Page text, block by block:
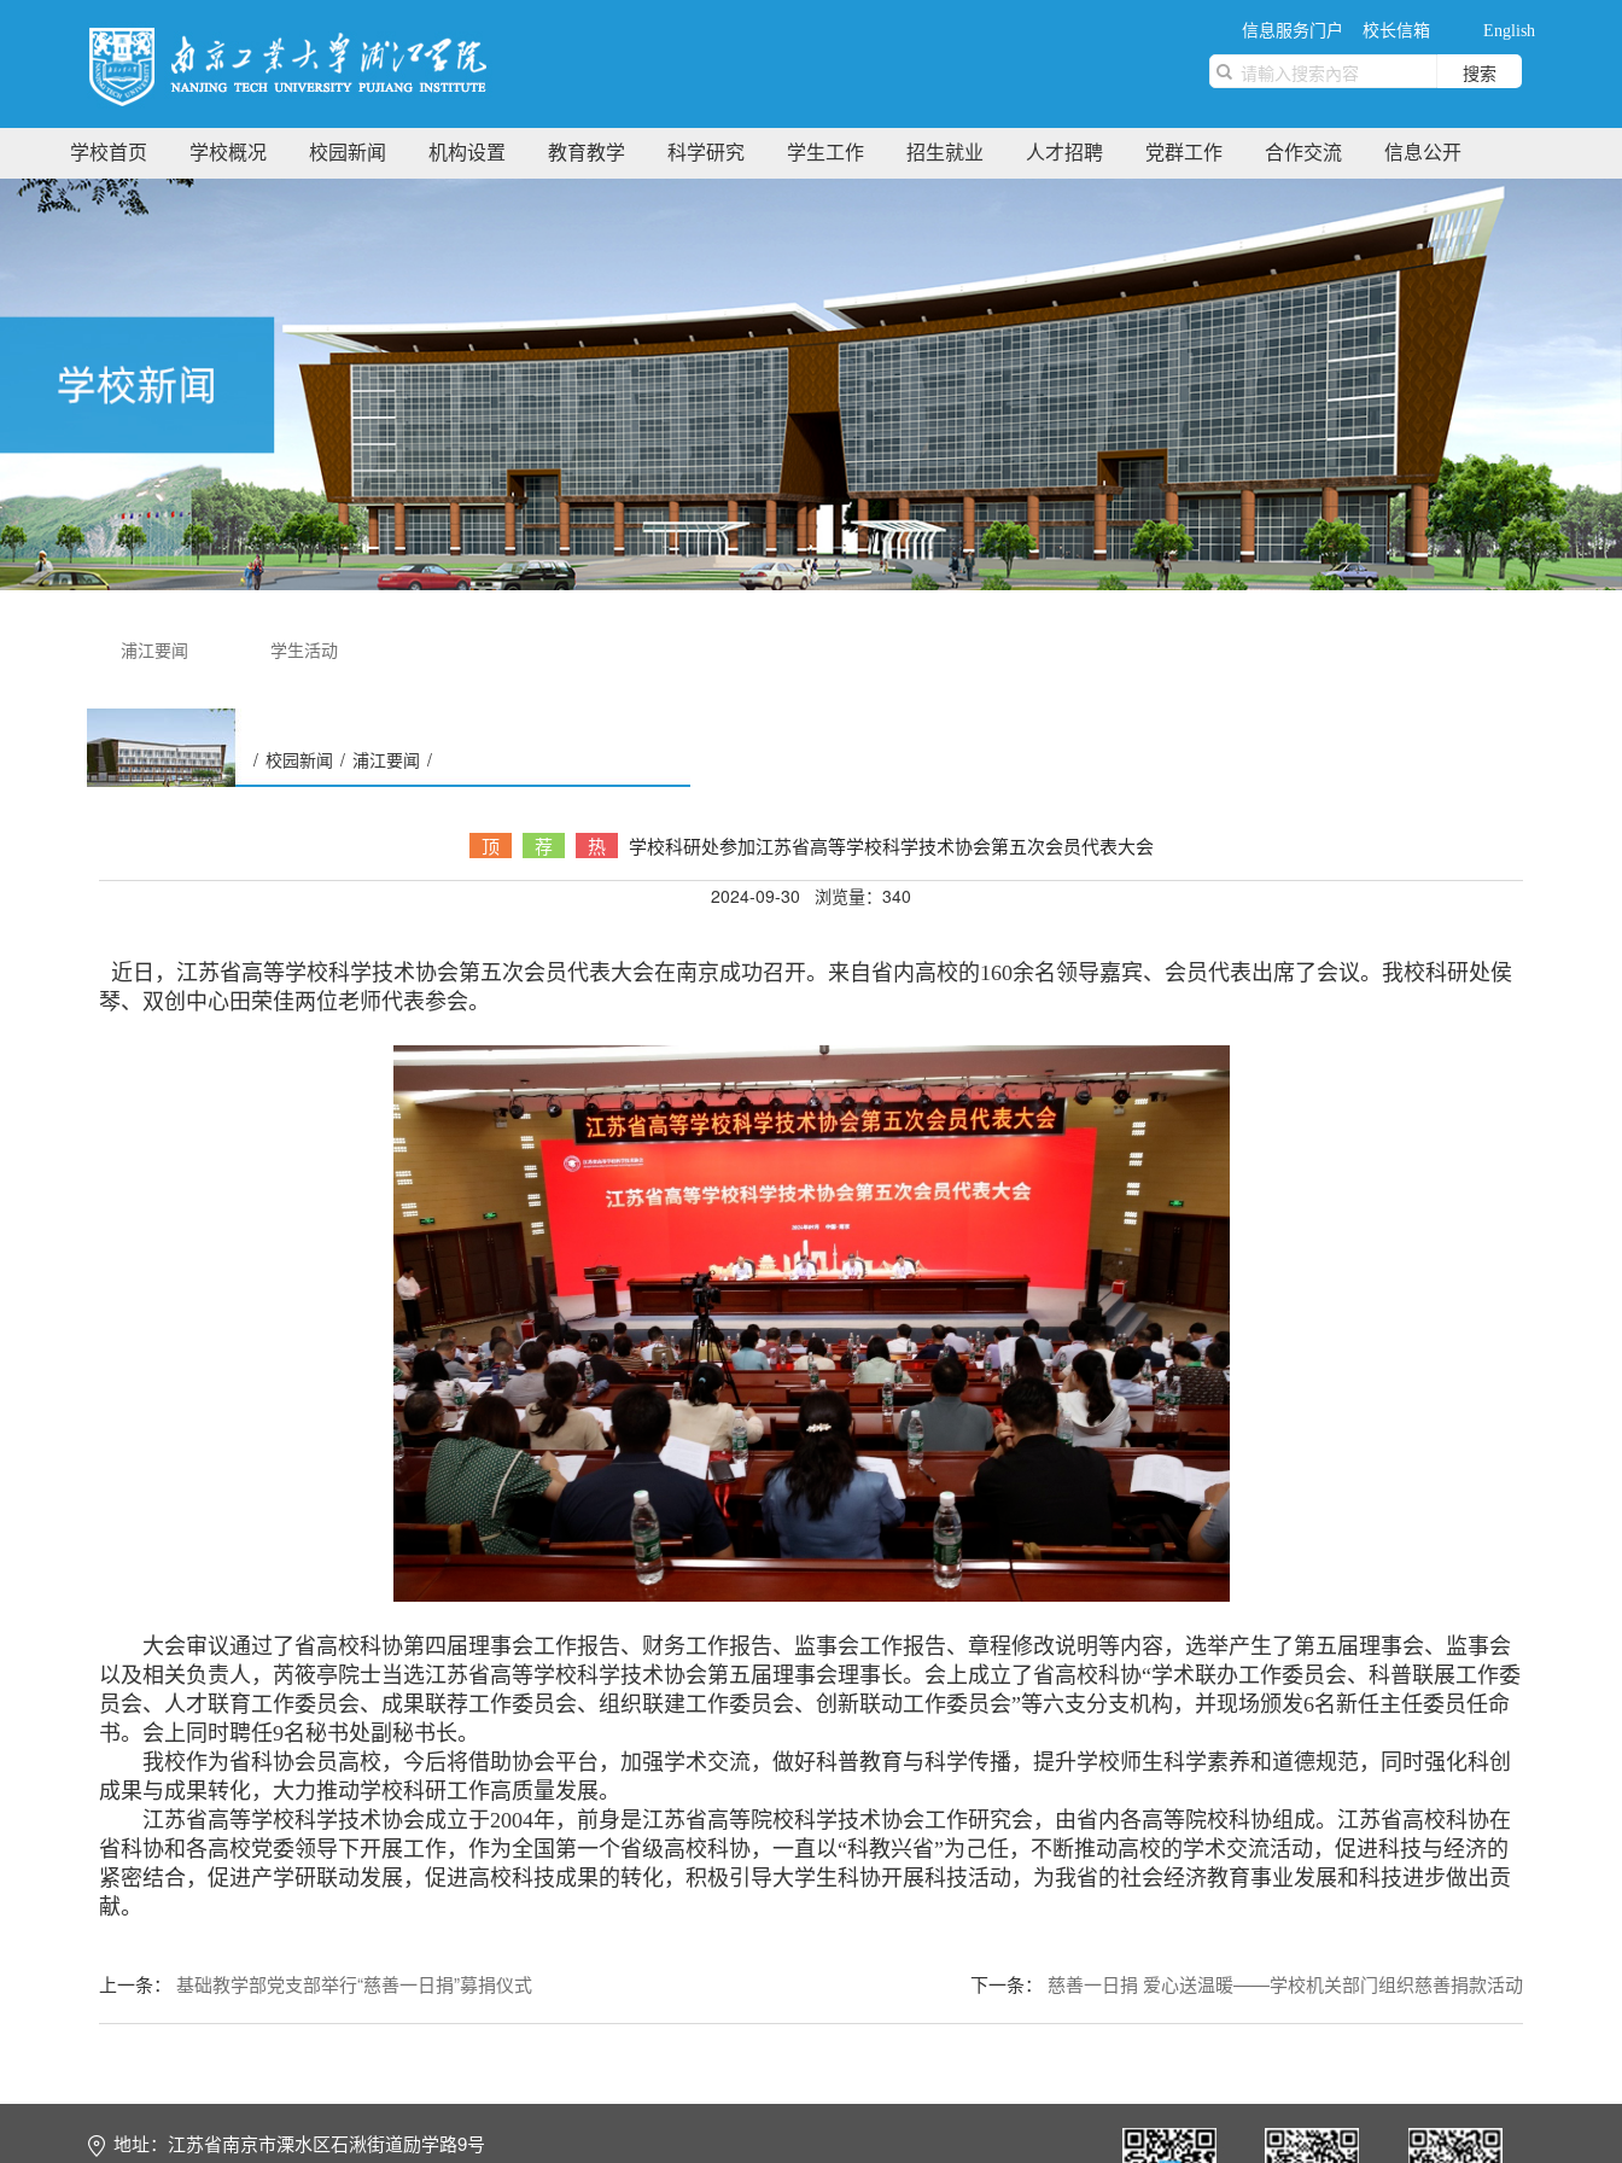
信息服务门户 校长信箱 English
搜索
学校首页 学校概况 校园新闻 机构设置 教育教学 科学研究 学生工作 招生就业 人才招聘 党群工作 合作交流 信息公开
浦江要闻 学生活动
/ 校园新闻 / 浦江要闻 /
顶 荐 热 学校科研处参加江苏省高等学校科学技术协会第五次会员代表大会
2024-09-30 浏览量： 340
近日，江苏省高等学校科学技术协会第五次会员代表大会在南京成功召开。来自省内高校的160余名领导嘉宾、会员代表出席了会议。我校科研处侯
琴、双创中心田荣佳两位老师代表参会。
大会审议通过了省高校科协第四届理事会工作报告、财务工作报告、监事会工作报告、章程修改说明等内容，选举产生了第五届理事会、监事会
以及相关负责人，芮筱亭院士当选江苏省高等学校科学技术协会第五届理事会理事长。会上成立了省高校科协“学术联办工作委员会、科普联展工作委
员会、人才联育工作委员会、成果联荐工作委员会、组织联建工作委员会、创新联动工作委员会”等六支分支机构，并现场颁发6名新任主任委员任命
书。会上同时聘任9名秘书处副秘书长。
我校作为省科协会员高校，今后将借助协会平台，加强学术交流，做好科普教育与科学传播，提升学校师生科学素养和道德规范，同时强化科创
成果与成果转化，大力推动学校科研工作高质量发展。
江苏省高等学校科学技术协会成立于2004年，前身是江苏省高等院校科学技术协会工作研究会，由省内各高等院校科协组成。江苏省高校科协在
省科协和各高校党委领导下开展工作，作为全国第一个省级高校科协，一直以“科教兴省”为己任，不断推动高校的学术交流活动，促进科技与经济的
紧密结合，促进产学研联动发展，促进高校科技成果的转化，积极引导大学生科协开展科技活动，为我省的社会经济教育事业发展和科技进步做出贡
献。
上一条： 基础教学部党支部举行“慈善一日捐”募捐仪式 下一条： 慈善一日捐 爱心送温暖——学校机关部门组织慈善捐款活动
地址：江苏省南京市溧水区石湫街道励学路9号